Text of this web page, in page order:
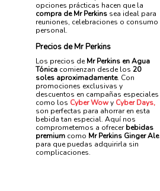
opciones prácticas hacen que la
compra de Mr Perkins sea ideal para
reuniones, celebraciones o consumo
personal.
Precios de Mr Perkins
Los precios deMr Perkins en Agua
Tónica comienzan desde los20
soles aproximadamente. Con
promociones exclusivas y
descuentos en campañas especiales
como los Cyber Wowy Cyber Days,
son perfectas para ahorrar en esta
bebida tan especial. Aquí nos
comprometemos a ofrecerbebidas
premium como Mr Perkins Ginger Ale
para que puedas adquirirla sin
complicaciones.